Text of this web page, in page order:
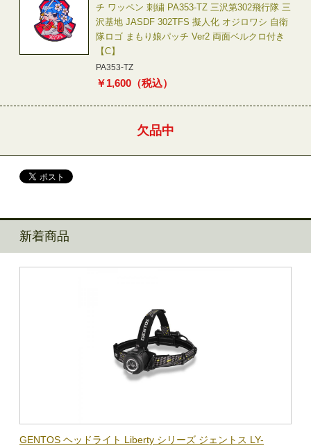
チ ワッペン 刺繍 PA353-TZ 三沢第302飛行隊 三
沢基地 JASDF 302TFS 擬人化 オジロワシ 自衛
隊ロゴ まもり娘パッチ Ver2 両面ベルクロ付き
【C】
PA353-TZ
￥1,600 （税込）
欠品中
新着商品
GENTOS ヘッドライト Liberty シリーズ ジェントス LY-